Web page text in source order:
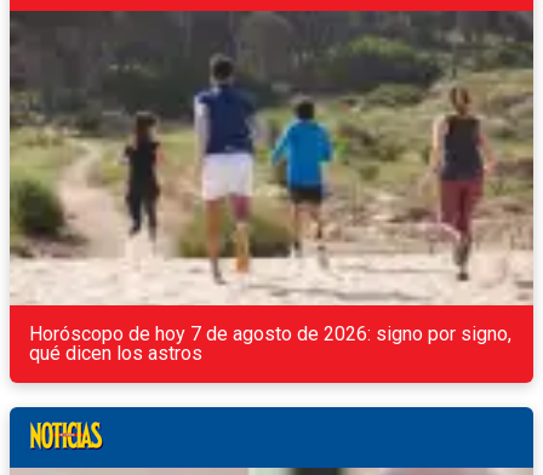
Horóscopo de hoy 7 de agosto de 2026: signo por signo,
qué dicen los astros